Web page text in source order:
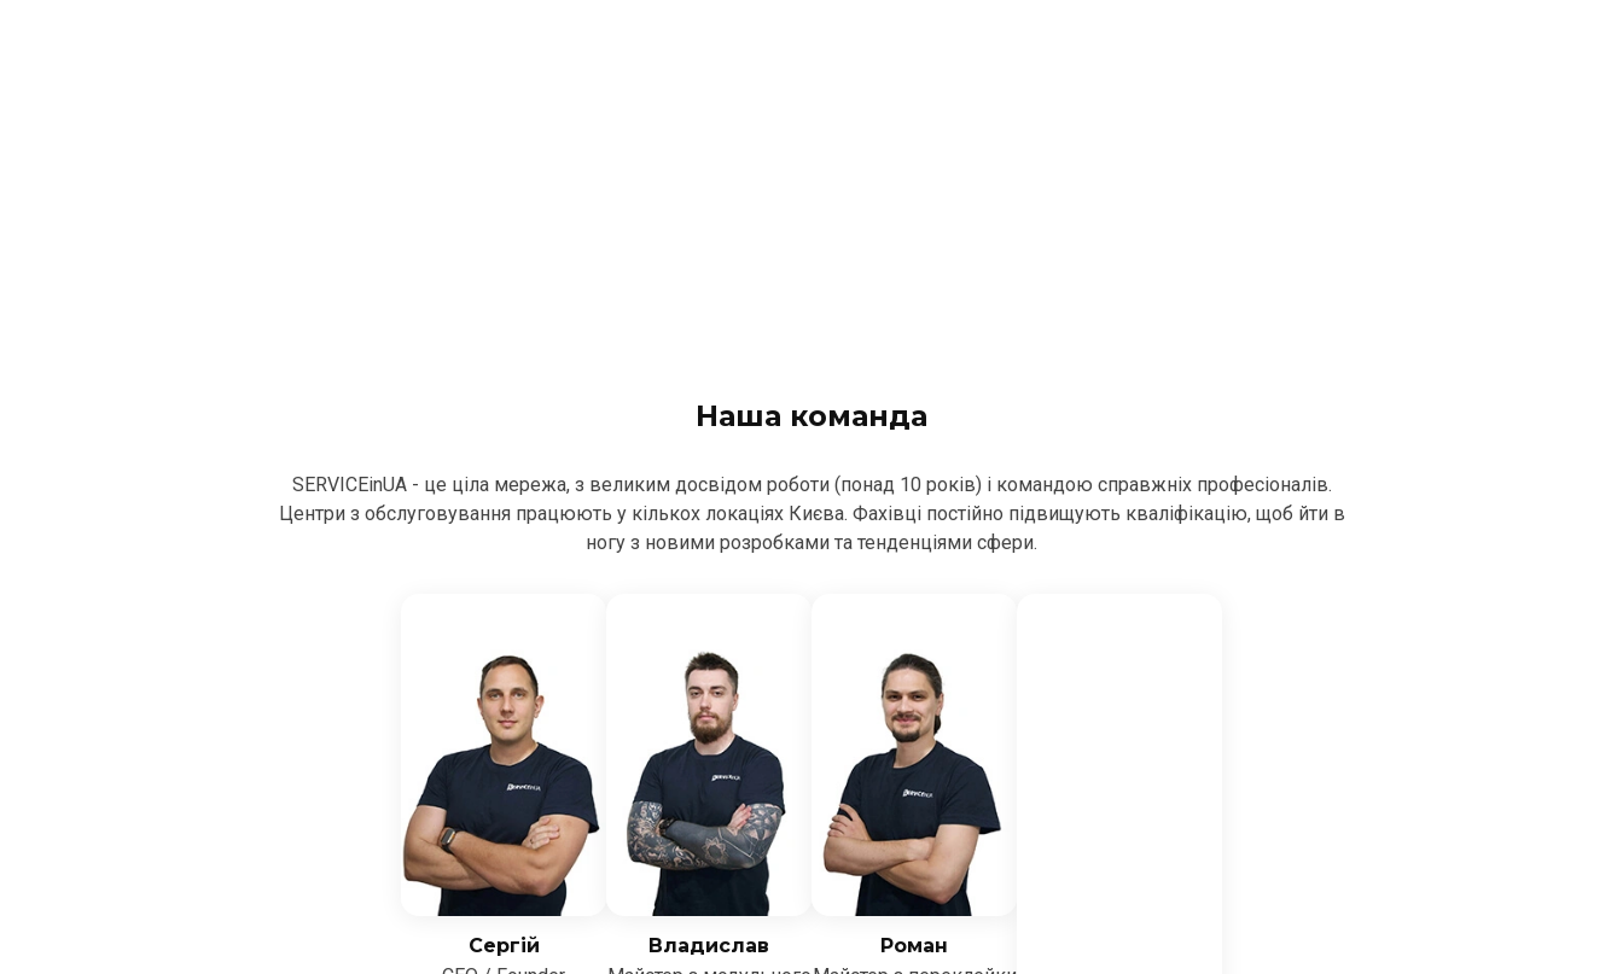
Наша команда
SERVICEinUA - це ціла мережа, з великим досвідом роботи (понад 10 років) і командою справжніх професіоналів.
Центри з обслуговування працюють у кількох локаціях Києва. Фахівці постійно підвищують кваліфікацію, щоб йти в
ногу з новими розробками та тенденціями сфери.
Сергій
Владислав
Роман